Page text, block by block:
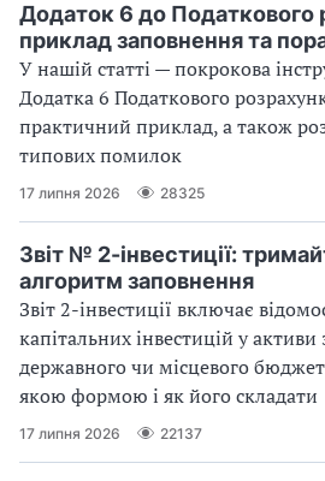
Додаток 6 до Податкового
приклад заповнення та
У нашій статті — покрокова
Додатка 6 Податкового
практичний приклад, а також
типових помилок
17 липня 2026 28325
Звіт № 2-інвестиції:
алгоритм заповнення
Звіт 2-інвестиції включає
капітальних інвестицій у
державного чи місцевого
якою формою і як його складати
17 липня 2026 22137